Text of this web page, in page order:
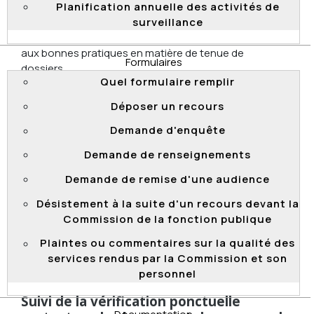
Planification annuelle des activités de
surveillance
Formulaires
Quel formulaire remplir
Déposer un recours
Demande d'enquête
Demande de renseignements
Demande de remise d'une audience
Désistement à la suite d'un recours devant la
Commission de la fonction publique
Plaintes ou commentaires sur la qualité des
services rendus par la Commission et son
personnel
S’assurer de la tenue, à l’avenir, de la documentation à
l’appui du processus de désignation et de l’inscription
aux bonnes pratiques en matière de tenue de
dossiers.
Le 3 février 2025, la Commission terminait la deuxième
année de suivi de l'application de ses
de la Lutte contre les changements climatiques, de la
Faune et des Parcs. Au vu des actions entreprises et
Commission considère qu'il a réalisé des progrès
satisfaisants dans la mise en œuvre des
recommandations qui lui avaient été formulées.
Suivi de la vérification ponctuelle